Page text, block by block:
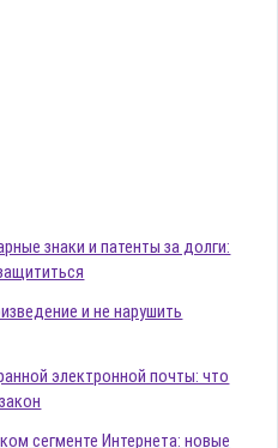
знаки и патенты за долги:
и не нарушить
электронной почты: что
сегменте Интернета: новые